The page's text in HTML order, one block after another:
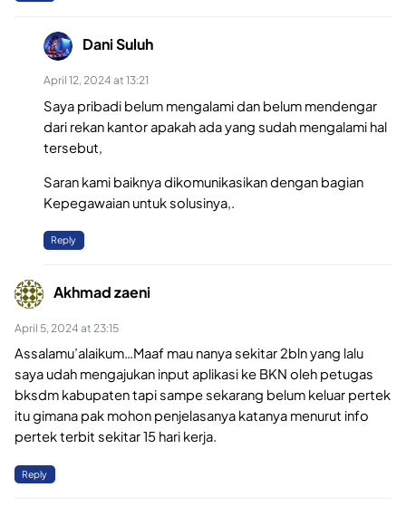
Dani Suluh
April 12, 2024 at 13:21
Saya pribadi belum mengalami dan belum mendengar
dari rekan kantor apakah ada yang sudah mengalami hal
tersebut,
Saran kami baiknya dikomunikasikan dengan bagian
Kepegawaian untuk solusinya,.
Reply
Akhmad zaeni
April 5, 2024 at 23:15
Assalamu’alaikum…Maaf mau nanya sekitar 2bln yang lalu
saya udah mengajukan input aplikasi ke BKN oleh petugas
bksdm kabupaten tapi sampe sekarang belum keluar pertek
itu gimana pak mohon penjelasanya katanya menurut info
pertek terbit sekitar 15 hari kerja.
Reply